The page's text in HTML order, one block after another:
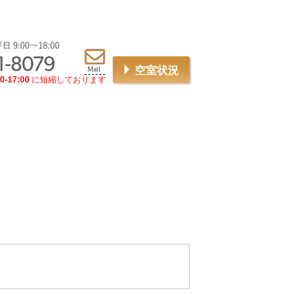
17:00 に短縮しております
空室状況